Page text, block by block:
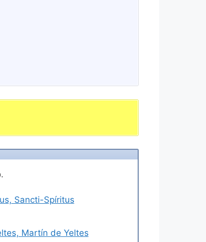
Sancti-Spíritus
Martín de Yeltes